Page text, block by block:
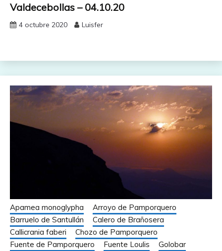
Valdecebollas – 04.10.20
4 octubre 2020 Luisfer
Apamea monoglypha
Arroyo de Pamporquero
Barruelo de Santullán
Calero de Brañosera
Callicrania faberi
Chozo de Pamporquero
Fuente de Pamporquero
Fuente Loulis
Golobar